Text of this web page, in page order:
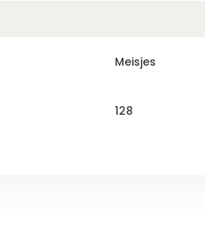
Meisjes
128